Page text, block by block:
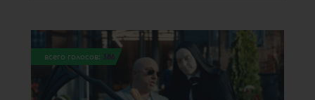
всего голосов: 386